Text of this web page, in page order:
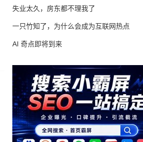
失业太久，房东都不理我了
一只竹知了，为什么会成为互联网热点
AI 奇点即将到来